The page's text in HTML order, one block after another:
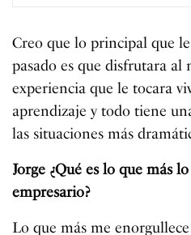
Creo que lo principal que
pasado es que disfrutara al
experiencia que le tocara
aprendizaje y todo tiene
las situaciones más
Jorge ¿Qué es lo que más
empresario?
Lo que más me